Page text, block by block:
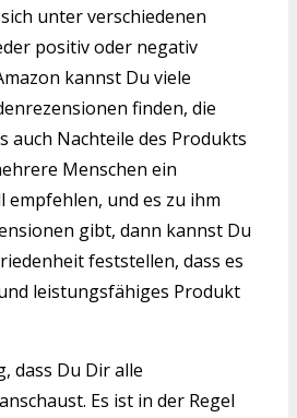
unter verschiedenen
positiv oder negativ
kannst Du viele
finden, die
auch Nachteile des Produkts
Menschen ein
empfehlen, und es zu ihm
gibt, dann kannst Du
feststellen, dass es
leistungsfähiges Produkt
dass Du Dir alle
Es ist in der Regel